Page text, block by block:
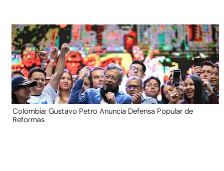
Colombia: Gustavo Petro Anuncia Defensa Popular de
Reformas